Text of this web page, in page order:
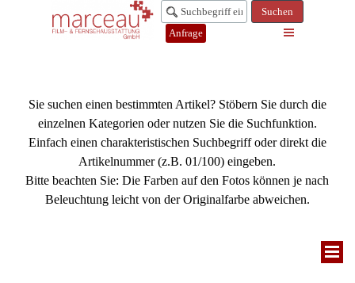
Suchen
Anfrage
Sie suchen einen bestimmten Artikel? Stöbern Sie durch die
einzelnen Kategorien oder nutzen Sie die Suchfunktion.
Einfach einen charakteristischen Suchbegriff oder direkt die
Artikelnummer (z.B. 01/100) eingeben.
Bitte beachten Sie: Die Farben auf den Fotos können je nach
Beleuchtung leicht von der Originalfarbe abweichen.